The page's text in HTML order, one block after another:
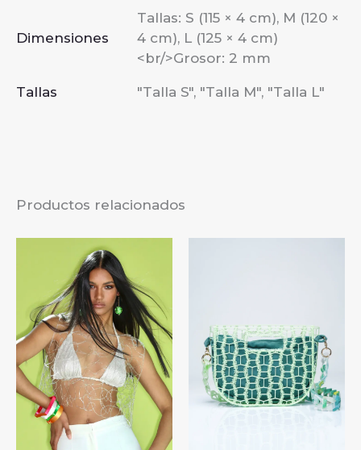
Dimensiones
Tallas: S (115 × 4 cm), M (120 ×
4 cm), L (125 × 4 cm)
<br/>Grosor: 2 mm
Tallas "Talla S", "Talla M", "Talla L"
Productos relacionados